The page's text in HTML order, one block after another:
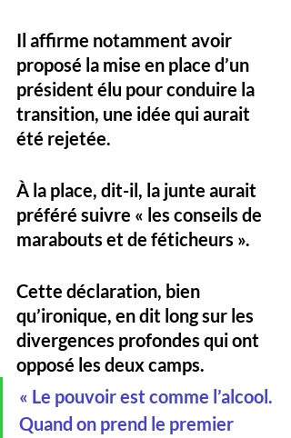
Il affirme notamment avoir
proposé la mise en place d’un
président élu pour conduire la
transition, une idée qui aurait
été rejetée.
À la place, dit-il, la junte aurait
préféré suivre « les conseils de
marabouts et de féticheurs ».
Cette déclaration, bien
qu’ironique, en dit long sur les
divergences profondes qui ont
opposé les deux camps.
« Le pouvoir est comme l’alcool.
Quand on prend le premier